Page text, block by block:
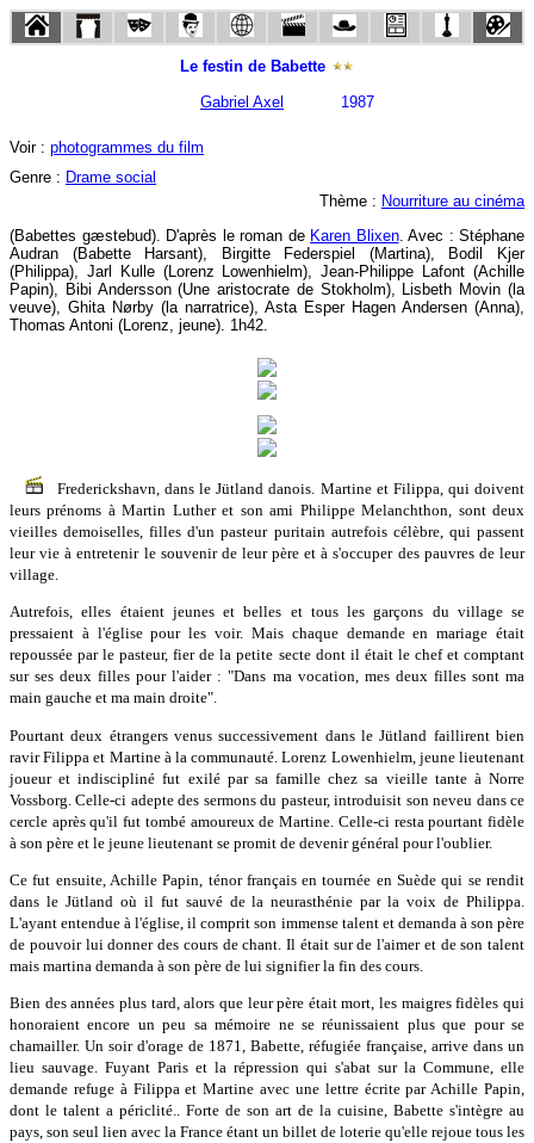
Le festin de Babette
Gabriel Axel
1987
Voir : photogrammes du film
Genre : Drame social
Thème : Nourriture au cinéma
(Babettes gæstebud). D'après le roman de Karen Blixen. Avec : Stéphane
Audran (Babette Harsant), Birgitte Federspiel (Martina), Bodil Kjer
(Philippa), Jarl Kulle (Lorenz Lowenhielm), Jean-Philippe Lafont (Achille
Papin), Bibi Andersson (Une aristocrate de Stokholm), Lisbeth Movin (la
veuve), Ghita Nørby (la narratrice), Asta Esper Hagen Andersen (Anna),
Thomas Antoni (Lorenz, jeune). 1h42.
Frederickshavn, dans le Jütland danois. Martine et Filippa, qui doivent
leurs prénoms à Martin Luther et son ami Philippe Melanchthon, sont deux
vieilles demoiselles, filles d'un pasteur puritain autrefois célèbre, qui passent
leur vie à entretenir le souvenir de leur père et à s'occuper des pauvres de leur
village.
Autrefois, elles étaient jeunes et belles et tous les garçons du village se
pressaient à l'église pour les voir. Mais chaque demande en mariage était
repoussée par le pasteur, fier de la petite secte dont il était le chef et comptant
sur ses deux filles pour l'aider : "Dans ma vocation, mes deux filles sont ma
main gauche et ma main droite".
Pourtant deux étrangers venus successivement dans le Jütland faillirent bien
ravir Filippa et Martine à la communauté. Lorenz Lowenhielm, jeune lieutenant
joueur et indiscipliné fut exilé par sa famille chez sa vieille tante à Norre
Vossborg. Celle-ci adepte des sermons du pasteur, introduisit son neveu dans ce
cercle après qu'il fut tombé amoureux de Martine. Celle-ci resta pourtant fidèle
à son père et le jeune lieutenant se promit de devenir général pour l'oublier.
Ce fut ensuite, Achille Papin, ténor français en tournée en Suède qui se rendit
dans le Jütland où il fut sauvé de la neurasthénie par la voix de Philippa.
L'ayant entendue à l'église, il comprit son immense talent et demanda à son père
de pouvoir lui donner des cours de chant. Il était sur de l'aimer et de son talent
mais martina demanda à son père de lui signifier la fin des cours.
Bien des années plus tard, alors que leur père était mort, les maigres fidèles qui
honoraient encore un peu sa mémoire ne se réunissaient plus que pour se
chamailler. Un soir d'orage de 1871, Babette, réfugiée française, arrive dans un
lieu sauvage. Fuyant Paris et la répression qui s'abat sur la Commune, elle
demande refuge à Filippa et Martine avec une lettre écrite par Achille Papin,
dont le talent a périclité.. Forte de son art de la cuisine, Babette s'intègre au
pays, son seul lien avec la France étant un billet de loterie qu'elle rejoue tous les